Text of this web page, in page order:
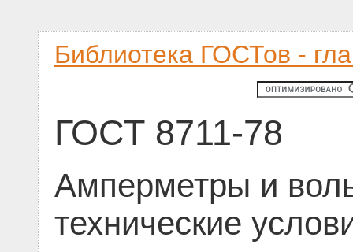
Библиотека ГОСТов -
ГОСТ 8711-78
Амперметры и
технические